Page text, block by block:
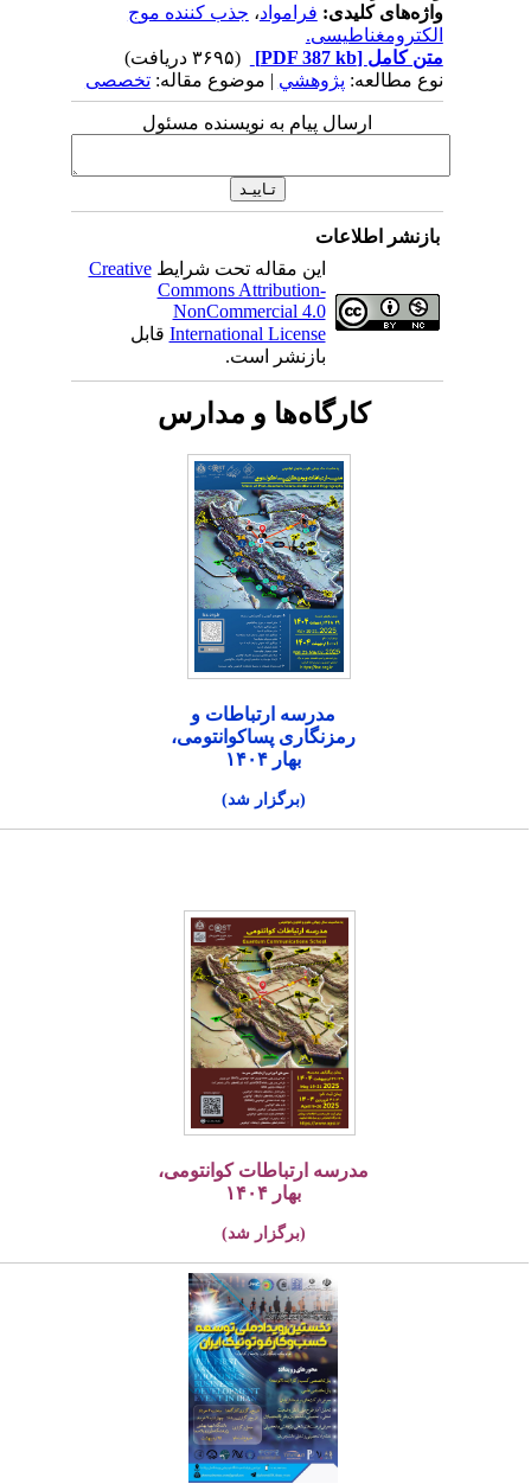
واژه‌های کلیدی:فرامواد ،جذب کننده موج
الکترومغناطیسی.
متن کامل[PDF 387 kb]
نوع مطالعه:پژوهشي| موضوع مقاله:تخصصی
ارسال پیام به نویسنده مسئول
بازنشر اطلاعات
این مقاله تحت شرایطCreative
Commons Attribution-
NonCommercial 4.0
International Licenseقابل
بازنشر است.
کارگاه‌ها و مدارس
مدرسه ارتباطات و
رمزنگاری پساکوانتومی،
بهار ۱۴۰۴
(برگزار شد)
مدرسه ارتباطات کوانتومی،
بهار ۱۴۰۴
(برگزار شد)